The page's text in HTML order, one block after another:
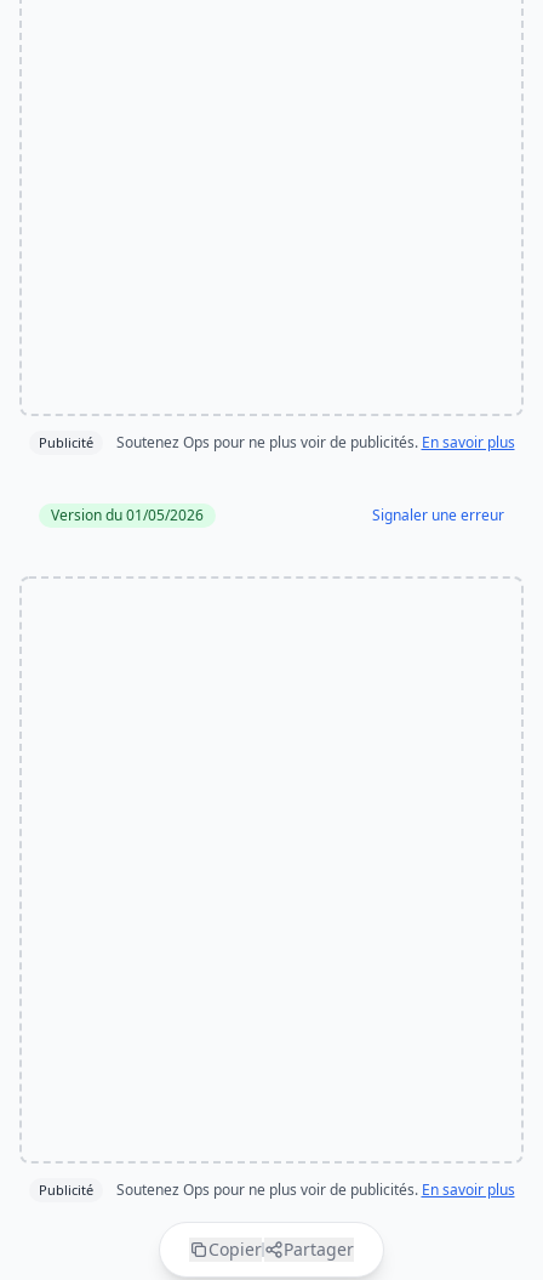
Publicité Soutenez Ops pour ne plus voir de publicités. En savoir plus
Version du 01/05/2026 Signaler une erreur
Publicité Soutenez Ops pour ne plus voir de publicités. En savoir plus
Copier Partager